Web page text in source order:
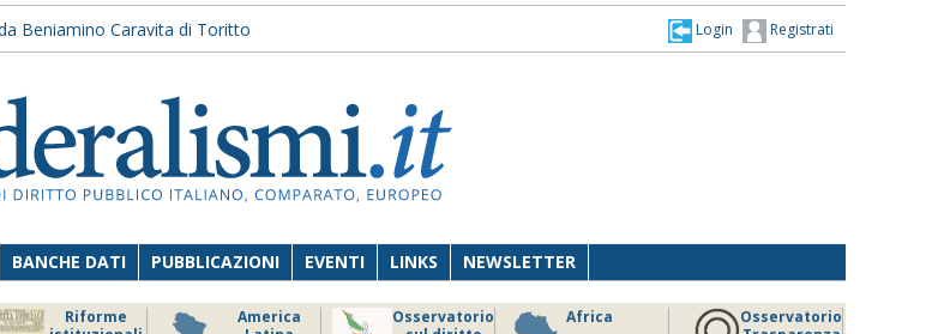
Beniamino Caravita di Toritto Registrati
Login
BANCHE DATI PUBBLICAZIONI EVENTI LINKS NEWSLETTER
Riforme
America
Osservatorio
Africa
Osservatorio